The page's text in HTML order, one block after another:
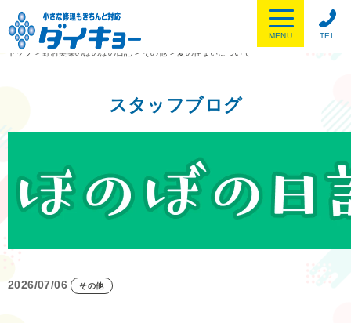
TEL
MENU
トップ
>野村美菜のほのぼの日記 > その他 > 夏の住まいについて
スタッフブログ
2026/07/06 その他